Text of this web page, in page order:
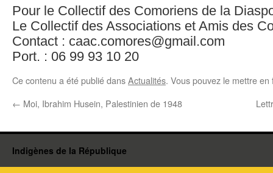
Pour le Collectif des Comoriens de la
Le Collectif des Associations et Amis des
Contact : caac.comores@gmail.com
Port. : 06 99 93 10 20
Ce contenu a été publié dansActualités. Vous pouvez le mettre
← Moi, Ibrahim Husein, Palestinien de 1948
Indigènes de la République